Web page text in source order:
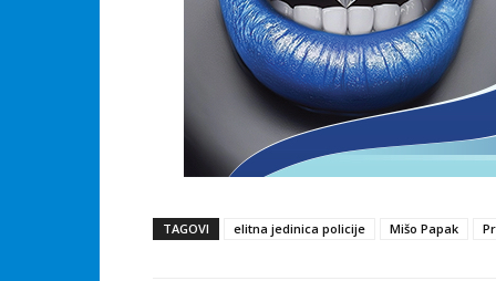
TAGOVI elitna jedinica policije Mišo Papak